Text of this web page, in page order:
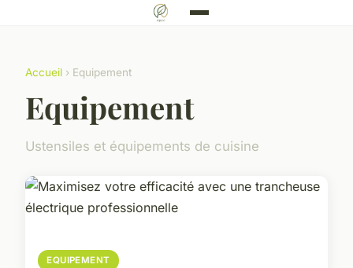
Accueil › Equipement
Equipement
Ustensiles et équipements de cuisine
EQUIPEMENT